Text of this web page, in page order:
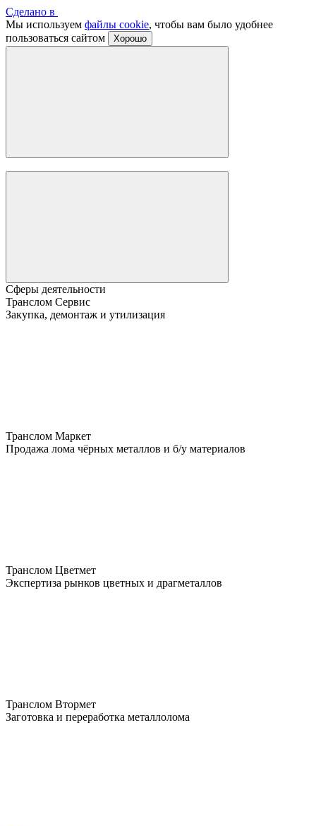
Сделано в
Мы используем файлы cookie, чтобы вам было удобнее
пользоваться сайтом
Хорошо
Сферы деятельности
Транслом Сервис
Закупка, демонтаж и утилизация
Транслом Маркет
Продажа лома чёрных металлов и б/у материалов
Транслом Цветмет
Экспертиза рынков цветных и драгметаллов
Транслом Втормет
Заготовка и переработка металлолома